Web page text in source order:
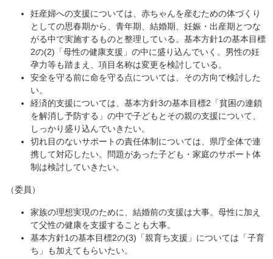
妊産婦への支援については、赤ちゃんを産むための体づくり
としての思春期から、青年期、結婚期、妊娠・出産期とつな
がる中で実施するものと整理している。基本方針1の基本目標
2の(2)「母性の健康支援」の中に盛り込んでいく。男性の妊
孕力等も踏まえ、項目名称は変更を検討している。
安全を守る前に命を守る点については、その方向で検討した
い。
経済的支援については、基本方針3の基本目標2「貧困の連鎖
を解消し予防する」の中で子どもとその親の支援について、
しっかり盛り込んでいきたい。
切れ目のないサポートの責任体制については、県庁全体で連
携して対応したい。問題があった子ども・家庭のサポート体
制は検討していきたい。
（委員）
家族の理想実現のために、結婚前の支援は大事。母性に加え
て父性の健康を支援することも大事。
基本方針1の基本目標2の(3)「親育ち支援」については「子育
ち」も加えてもらいたい。